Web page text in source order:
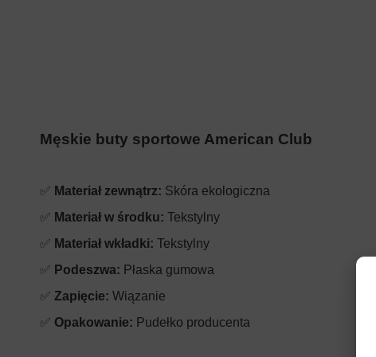
Męskie buty sportowe American Club
✅ Materiał zewnątrz: Skóra ekologiczna
✅ Materiał w środku: Tekstylny
✅ Materiał wkładki: Tekstylny
✅ Podeszwa: Płaska gumowa
✅ Zapięcie: Wiązanie
✅ Opakowanie: Pudełko producenta